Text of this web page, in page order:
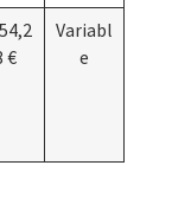
€
Variabl
e